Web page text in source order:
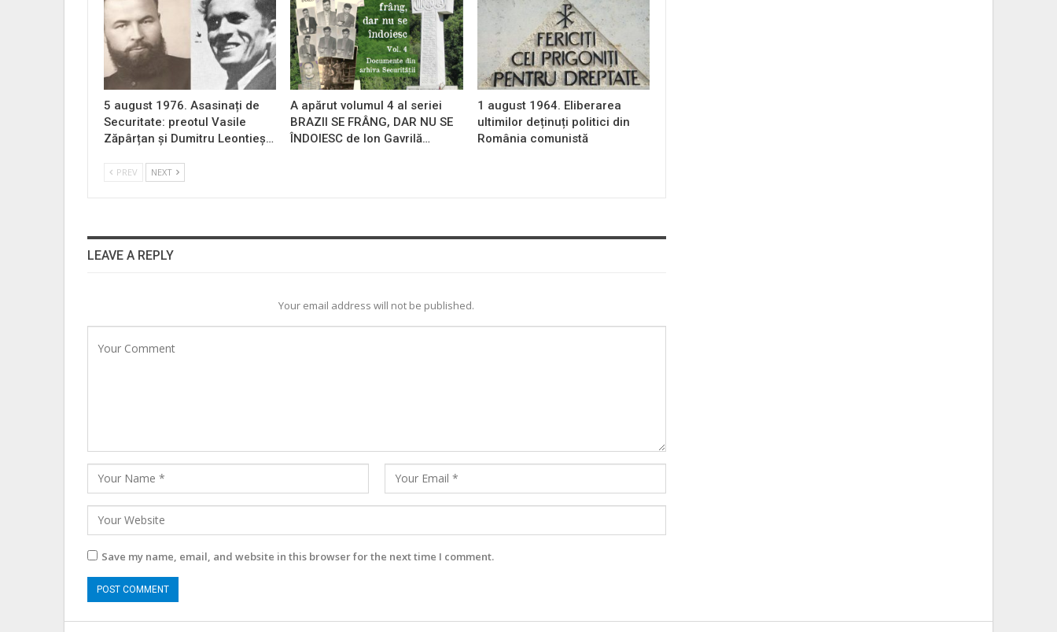
5 august 1976. Asasinați de
Securitate: preotul Vasile
Zăpârțan și Dumitru Leontieș…
A apărut volumul 4 al seriei
BRAZII SE FRÂNG, DAR NU SE
ÎNDOIESC de Ion Gavrilă…
1 august 1964. Eliberarea
ultimilor deținuți politici din
România comunistă
PREV NEXT
LEAVE A REPLY
Your email address will not be published.
Save my name, email, and website in this browser for the next time I comment.